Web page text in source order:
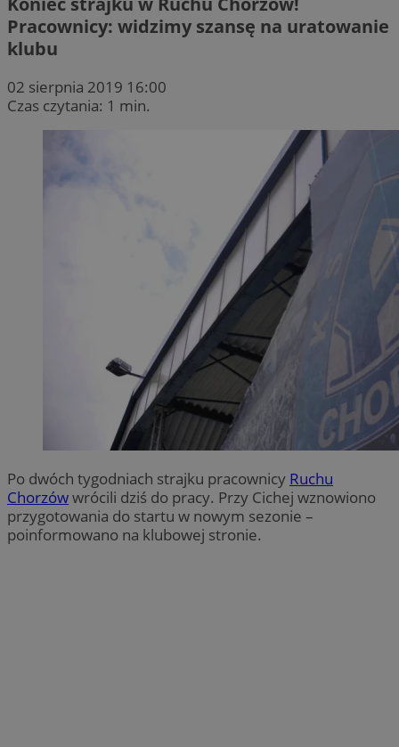
Pracownicy: widzimy szansę na uratowanie
klubu
02 sierpnia 2019 16:00
Czas czytania: 1 min.
Po dwóch tygodniach strajku pracownicy Ruchu
Chorzówwrócili dziś do pracy. Przy Cichej wznowiono
przygotowania do startu w nowym sezonie –
poinformowano na klubowej stronie.